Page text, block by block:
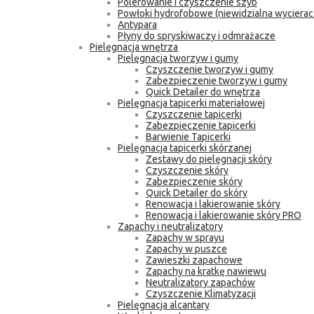
Powłoki hydrofobowe (niewidzialna
Antypara
Płyny do spryskiwaczy i odmrażacze
Pielęgnacja wnętrza
Pielęgnacja tworzyw i gumy
Czyszczenie tworzyw i gumy
Zabezpieczenie tworzyw i gumy
Quick Detailer do wnętrza
Pielęgnacja tapicerki materiałowej
Czyszczenie tapicerki
Zabezpieczenie tapicerki
Barwienie Tapicerki
Pielęgnacja tapicerki skórzanej
Zestawy do pielęgnacji skóry
Czyszczenie skóry
Zabezpieczenie skóry
Quick Detailer do skóry
Renowacja i lakierowanie skóry
Renowacja i lakierowanie skóry PRO
Zapachy i neutralizatory
Zapachy w sprayu
Zapachy w puszce
Zawieszki zapachowe
Zapachy na kratkę nawiewu
Neutralizatory zapachów
Czyszczenie Klimatyzacji
Pielęgnacja alcantary